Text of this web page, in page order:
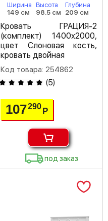
Ширина
149 см
Высота
98.5 см
Глубина
209 см
Кровать ГРАЦИЯ-2
(комплект) 1400х2000,
цвет Слоновая кость,
кровать двойная
Код товара: 254862
(5)
107290 Р
под заказ